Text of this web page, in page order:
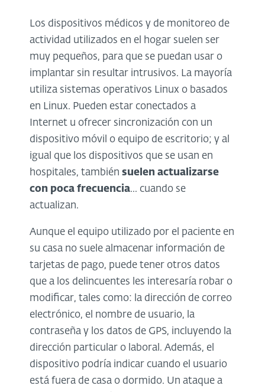
Los dispositivos médicos y de monitoreo de
actividad utilizados en el hogar suelen ser
muy pequeños, para que se puedan usar o
implantar sin resultar intrusivos. La mayoría
utiliza sistemas operativos Linux o basados
en Linux. Pueden estar conectados a
Internet u ofrecer sincronización con un
dispositivo móvil o equipo de escritorio; y al
igual que los dispositivos que se usan en
hospitales, también suelen actualizarse
con poca frecuencia... cuando se
actualizan.
Aunque el equipo utilizado por el paciente en
su casa no suele almacenar información de
tarjetas de pago, puede tener otros datos
que a los delincuentes les interesaría robar o
modificar, tales como: la dirección de correo
electrónico, el nombre de usuario, la
contraseña y los datos de GPS, incluyendo la
dirección particular o laboral. Además, el
dispositivo podría indicar cuando el usuario
está fuera de casa o dormido. Un ataque a